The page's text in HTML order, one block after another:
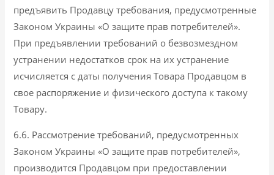
предъявить Продавцу требования, предусмотренные
Законом Украины «О защите прав потребителей».
При предъявлении требований о безвозмездном
устранении недостатков срок на их устранение
исчисляется с даты получения Товара Продавцом в
свое распоряжение и физического доступа к такому
Товару.
6.6. Рассмотрение требований, предусмотренных
Законом Украины «О защите прав потребителей»,
производится Продавцом при предоставлении